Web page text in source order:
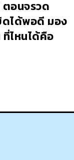
อนจรวด
ดได้พอดี มอง
ไหนได้คือ